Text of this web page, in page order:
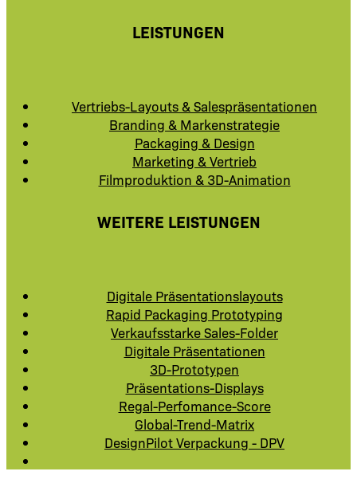
LEISTUNGEN
Vertriebs-Layouts & Salespräsentationen
Branding & Markenstrategie
Packaging & Design
Marketing & Vertrieb
Filmproduktion & 3D-Animation
WEITERE LEISTUNGEN
Digitale Präsentationslayouts
Rapid Packaging Prototyping
Verkaufsstarke Sales-Folder
Digitale Präsentationen
3D-Prototypen
Präsentations-Displays
Regal-Perfomance-Score
Global-Trend-Matrix
DesignPilot Verpackung - DPV